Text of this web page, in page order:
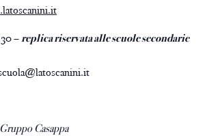
–replica riservata alle scuole secondarie
Gruppo Casappa